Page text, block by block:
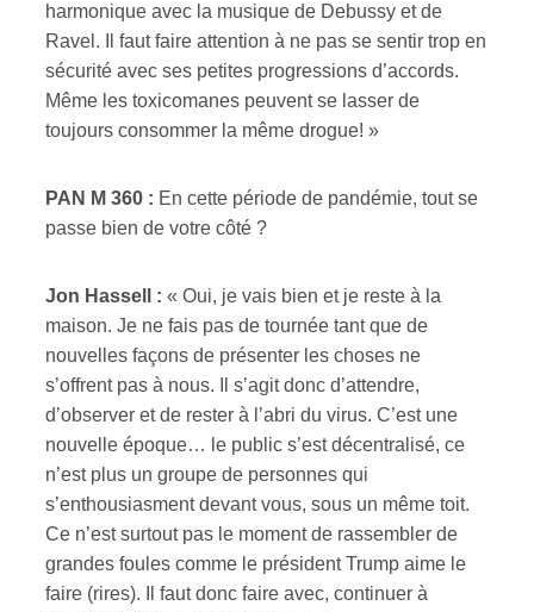
harmonique avec la musique de Debussy et de
Ravel. Il faut faire attention à ne pas se sentir trop en
sécurité avec ses petites progressions d’accords.
Même les toxicomanes peuvent se lasser de
toujours consommer la même drogue! »
PAN M 360 : En cette période de pandémie, tout se
passe bien de votre côté ?
Jon Hassell : « Oui, je vais bien et je reste à la
maison. Je ne fais pas de tournée tant que de
nouvelles façons de présenter les choses ne
s’offrent pas à nous. Il s’agit donc d’attendre,
d’observer et de rester à l’abri du virus. C’est une
nouvelle époque… le public s’est décentralisé, ce
n’est plus un groupe de personnes qui
s’enthousiasment devant vous, sous un même toit.
Ce n’est surtout pas le moment de rassembler de
grandes foules comme le président Trump aime le
faire (rires). Il faut donc faire avec, continuer à